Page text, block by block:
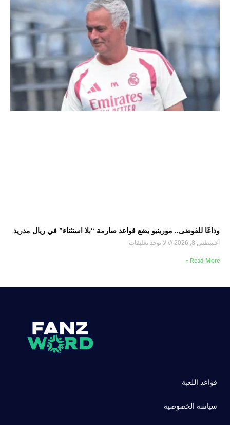
وداعًا للفوضى.. مورينيو يضع قواعد صارمة “بلا استثناء” في ريال مدريد
أغسطس 8, 2026 لا توجد تعليقات
Read More »
قواعد اللعبة
سياسة الخصوصية